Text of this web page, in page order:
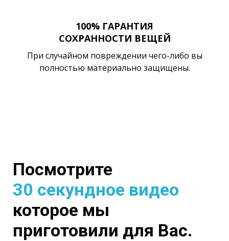
100% ГАРАНТИЯ
СОХРАННОСТИ ВЕЩЕЙ
При случайном повреждении чего-либо вы
полностью материально защищены.
Посмотрите
30 секундное видео
которое мы
приготовили для Вас.